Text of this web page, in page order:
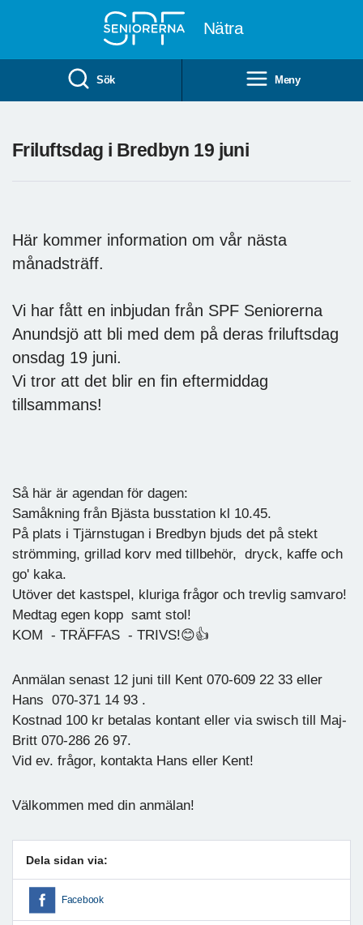
Nätra
Sök Meny
Friluftsdag i Bredbyn 19 juni
Här kommer information om vår nästa
månadsträff.
Vi har fått en inbjudan från SPF Seniorerna
Anundsjö att bli med dem på deras friluftsdag
onsdag 19 juni.
Vi tror att det blir en fin eftermiddag
tillsammans!
Så här är agendan för dagen:
Samåkning från Bjästa busstation kl 10.45.
På plats i Tjärnstugan i Bredbyn bjuds det på stekt
strömming, grillad korv med tillbehör, dryck, kaffe och
go' kaka.
Utöver det kastspel, kluriga frågor och trevlig samvaro!
Medtag egen kopp samt stol!
KOM - TRÄFFAS - TRIVS!😊👍
Anmälan senast 12 juni till Kent 070-609 22 33 eller
Hans 070-371 14 93 .
Kostnad 100 kr betalas kontant eller via swisch till Maj-
Britt 070-286 26 97.
Vid ev. frågor, kontakta Hans eller Kent!
Välkommen med din anmälan!
Dela sidan via:
Facebook